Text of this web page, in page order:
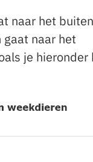
naar het
naar het
je hieronder